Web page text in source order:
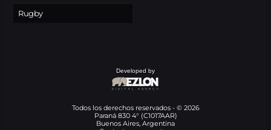
Rugby
Developed by
Todos los derechos reservados - © 2026
Paraná 830 4° (C1017AAR)
Buenos Aires, Argentina